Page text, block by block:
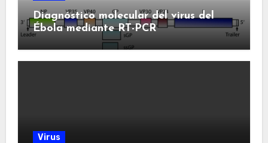
Diagnóstico molecular del virus del
Ébola mediante RT-PCR
Virus